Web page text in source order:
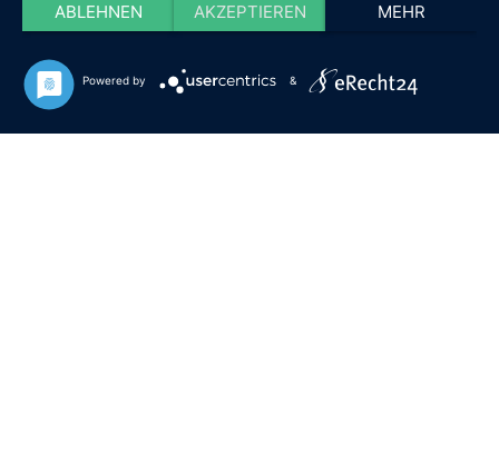
ABLEHNEN AKZEPTIEREN MEHR
Powered by &